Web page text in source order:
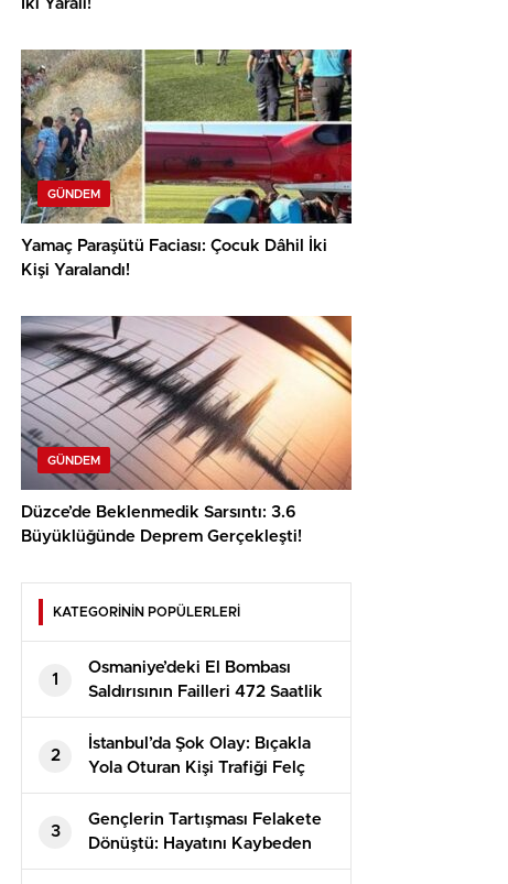
İki Yaralı!
GÜNDEM
Yamaç Paraşütü Faciası: Çocuk Dâhil İki
Kişi Yaralandı!
GÜNDEM
Düzce’de Beklenmedik Sarsıntı: 3.6
Büyüklüğünde Deprem Gerçekleşti!
KATEGORİNİN POPÜLERLERİ
1
Osmaniye’deki El Bombası
Saldırısının Failleri 472 Saatlik
Kamera İncelemesiyle
Yakalandı!
2
İstanbul’da Şok Olay: Bıçakla
Yola Oturan Kişi Trafiği Felç
Etti!
3
Gençlerin Tartışması Felakete
Dönüştü: Hayatını Kaybeden
Alperen’in Dramı